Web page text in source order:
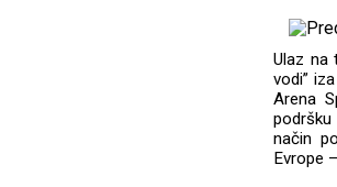
Ulaz na
vodi”
Arena
način
Evrope